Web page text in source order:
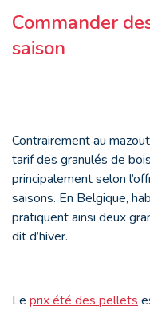
Commander
saison
Contrairement au
tarif des granulés de
principalement selon
saisons. En Belgique,
pratiquent ainsi deux
dit d’hiver.
Le prix été des pellets